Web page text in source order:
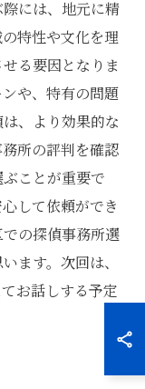
には、地元に精
特性や文化を理
る要因となりま
や、特有の問題
、より効果的な
所の評判を確認
ことが重要で
して依頼ができ
の探偵事務所選
ます。次回は、
お話しする予定